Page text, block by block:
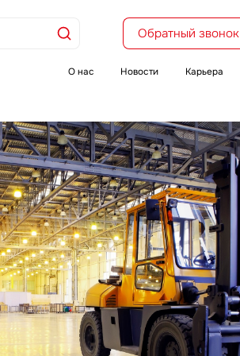
Обратный звонок
О нас Новости Карьера